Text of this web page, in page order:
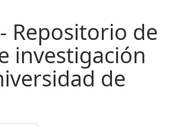
Repositorio de
investigación
de